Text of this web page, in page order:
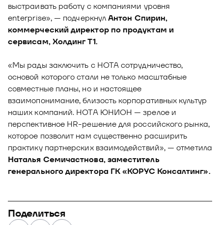
выстраивать работу с компаниями уровня
enterprise», — подчеркнулАнтон Спирин,
коммерческий директор по продуктам и
сервисам, Холдинг Т1.
«Мы рады заключить с НОТА сотрудничество,
основой которого стали не только масштабные
совместные планы, но и настоящее
взаимопонимание, близость корпоративных культур
наших компаний. НОТА ЮНИОН — зрелое и
перспективное HR-решение для российского рынка,
которое позволит нам существенно расширить
практику партнерских взаимодействий», — отметила
Наталья Семичастнова, заместитель
генерального директора ГК «КОРУС Консалтинг».
Поделиться